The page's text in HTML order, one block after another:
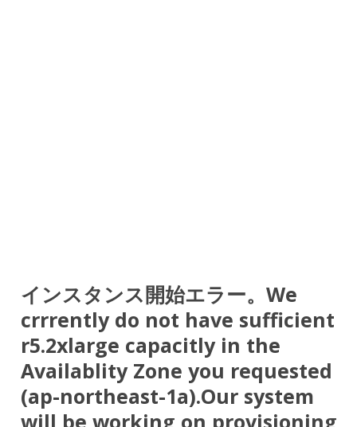
インスタンス開始エラー。We
crrrently do not have sufficient
r5.2xlarge capacitly in the
Availablity Zone you requested
(ap-northeast-1a).Our system
will be working on provisioning